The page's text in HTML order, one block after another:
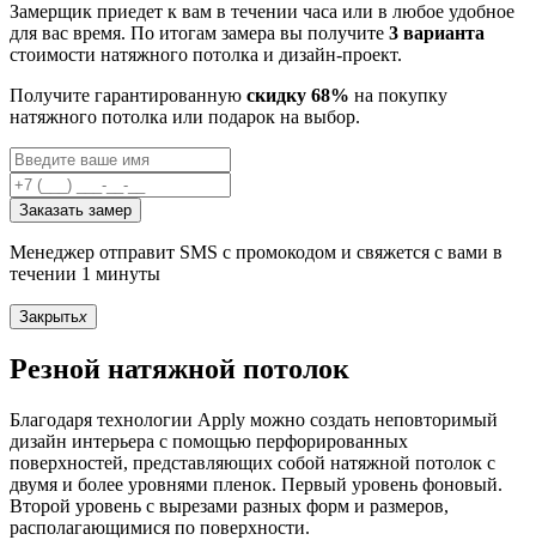
Замерщик приедет к вам в течении часа или в любое удобное
для вас время. По итогам замера вы получите 3 варианта
стоимости натяжного потолка и дизайн-проект.
Получите гарантированную скидку 68% на покупку
натяжного потолка или подарок на выбор.
Заказать замер
Менеджер отправит SMS с промокодом и свяжется с вами в
течении 1 минуты
Закрытьx
Резной натяжной потолок
Благодаря технологии Apply можно создать неповторимый
дизайн интерьера с помощью перфорированных
поверхностей, представляющих собой натяжной потолок с
двумя и более уровнями пленок. Первый уровень фоновый.
Второй уровень с вырезами разных форм и размеров,
располагающимися по поверхности.